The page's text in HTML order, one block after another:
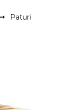
Paturi